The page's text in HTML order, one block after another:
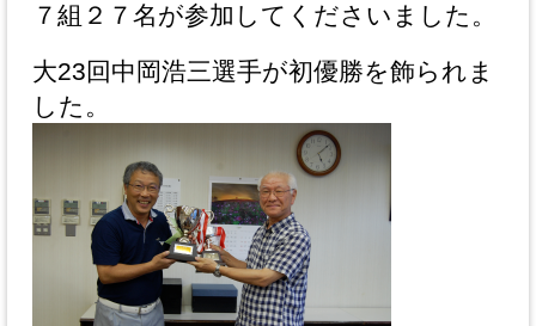
７組２７名が参加してくださいました。
大23回中岡浩三選手が初優勝を飾られま
した。